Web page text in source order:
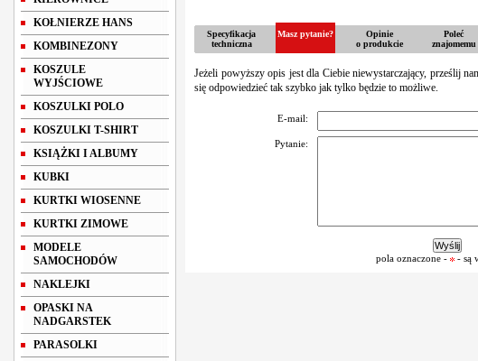
KOŁNIERZE HANS
KOMBINEZONY
KOSZULE
WYJŚCIOWE
KOSZULKI POLO
KOSZULKI T-SHIRT
KSIĄŻKI I ALBUMY
KUBKI
KURTKI WIOSENNE
KURTKI ZIMOWE
MODELE
SAMOCHODÓW
NAKLEJKI
OPASKI NA
NADGARSTEK
PARASOLKI
Specyfikacja
techniczna
Masz pytanie?
Opinie
o produkcie
Poleć
znajomemu
Jeżeli powyższy opis jest dla Ciebie niewystarczający, prześlij
się odpowiedzieć tak szybko jak tylko będzie to możliwe.
E-mail:
Pytanie:
pola oznaczone - - są